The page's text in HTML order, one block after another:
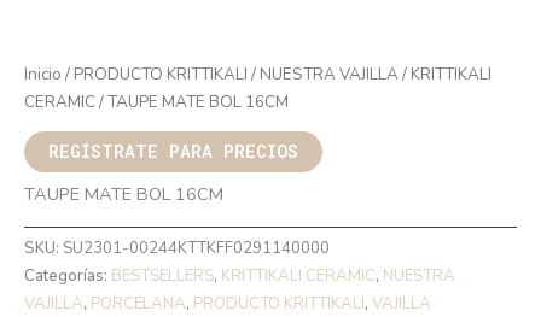
Inicio / PRODUCTO KRITTIKALI / NUESTRA VAJILLA/ KRITTIKALI
CERAMIC/ TAUPE MATE BOL 16CM
REGÍSTRATE PARA PRECIOS
TAUPE MATE BOL 16CM
SKU: SU2301-00244KTTKFF0291140000
Categorías: BESTSELLERS, KRITTIKALI CERAMIC, NUESTRA
VAJILLA, PORCELANA, PRODUCTO KRITTIKALI, VAJILLA